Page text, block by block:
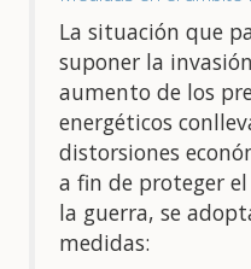
La situación que
suponer la
aumento de los
energéticos
distorsiones
a fin de proteger
la guerra, se
medidas: